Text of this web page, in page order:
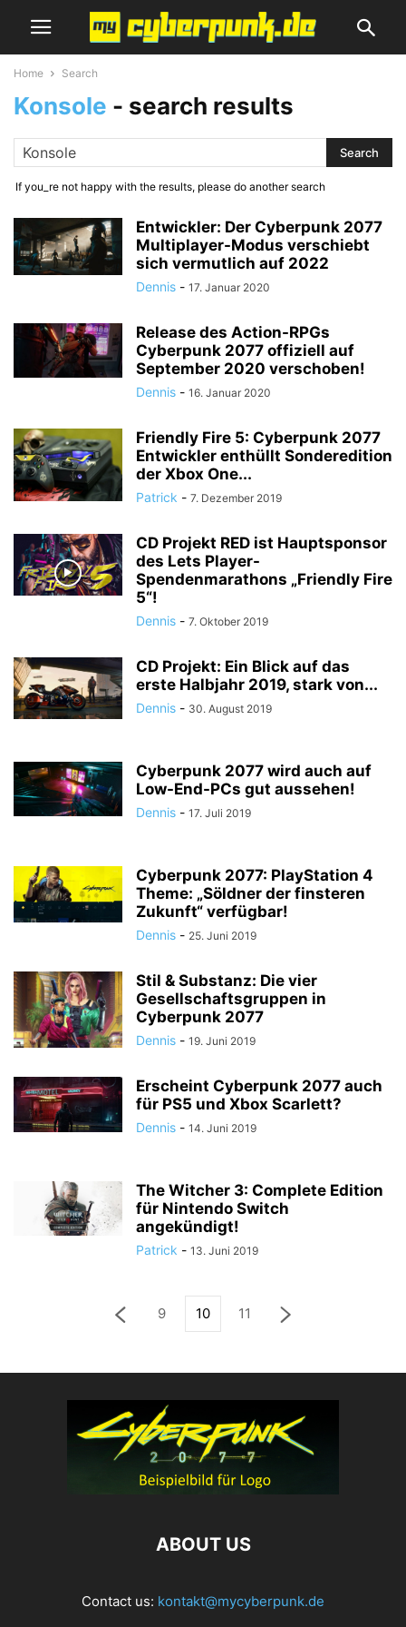
Home Search
Konsole - search results
If you_re not happy with the results, please do another search
Entwickler: Der Cyberpunk 2077
Multiplayer-Modus verschiebt
sich vermutlich auf 2022
Dennis - 17. Januar 2020
Release des Action-RPGs
Cyberpunk 2077 offiziell auf
September 2020 verschoben!
Dennis - 16. Januar 2020
Friendly Fire 5: Cyberpunk 2077
Entwickler enthüllt Sonderedition
der Xbox One...
Patrick - 7. Dezember 2019
CD Projekt RED ist Hauptsponsor
des Lets Player-
Spendenmarathons „Friendly Fire
5“!
Dennis - 7. Oktober 2019
CD Projekt: Ein Blick auf das
erste Halbjahr 2019, stark von...
Dennis - 30. August 2019
Cyberpunk 2077 wird auch auf
Low-End-PCs gut aussehen!
Dennis - 17. Juli 2019
Cyberpunk 2077: PlayStation 4
Theme: „Söldner der finsteren
Zukunft“ verfügbar!
Dennis - 25. Juni 2019
Stil & Substanz: Die vier
Gesellschaftsgruppen in
Cyberpunk 2077
Dennis - 19. Juni 2019
Erscheint Cyberpunk 2077 auch
für PS5 und Xbox Scarlett?
Dennis - 14. Juni 2019
The Witcher 3: Complete Edition
für Nintendo Switch
angekündigt!
Patrick - 13. Juni 2019
9 10 11
ABOUT US
Contact us: kontakt@mycyberpunk.de